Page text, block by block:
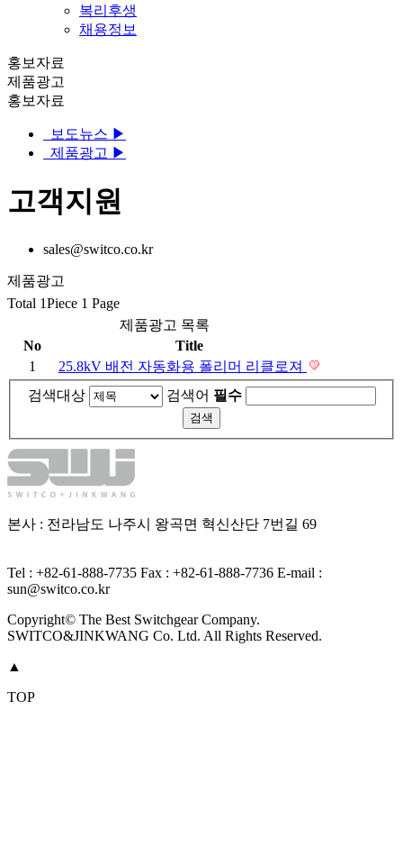
복리후생
채용정보
홍보자료
제품광고
홍보자료
보도뉴스 ▶
제품광고 ▶
고객지원
sales@switco.co.kr
제품광고
Total 1Piece 1 Page
제품광고 목록
No
Title
1
25.8kV 배전 자동화용 폴리머 리클로져
검색대상
검색어 필수
본사 : 전라남도 나주시 왕곡면 혁신산단 7번길 69
Tel : +82-61-888-7735 Fax : +82-61-888-7736 E-mail :
sun@switco.co.kr
Copyright© The Best Switchgear Company.
SWITCO&JINKWANG Co. Ltd. All Rights Reserved.
▲
TOP